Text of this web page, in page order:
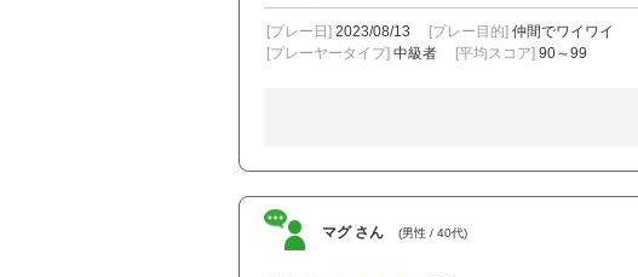
[プレー日] 2023/08/13 [プレー目的] 仲間でワイワイ
[プレーヤータイプ] 中級者 [平均スコア] 90～99
マグ さん (男性 / 40代)